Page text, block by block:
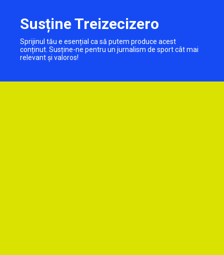
Susține Treizecizero
Sprijinul tău e esențial ca să putem produce acest
conținut. Susține-ne pentru un jurnalism de sport cât mai
relevant și valoros!